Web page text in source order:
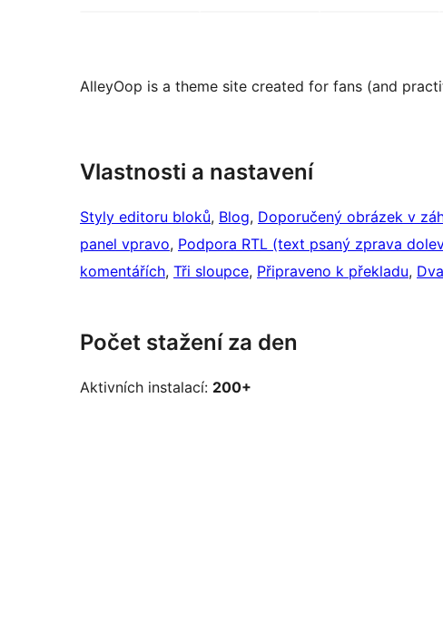
AlleyOop is a theme site created for fans (and
Vlastnosti a nastavení
Styly editoru bloků, Blog, Doporučený obrázek v
panel vpravo, Podpora RTL (text psaný zprava
komentářích, Tři sloupce, Připraveno k překladu,
Počet stažení za den
Aktivních instalací: 200+